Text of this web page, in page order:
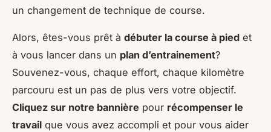
un changement de technique de course.
Alors, êtes-vous prêt à débuter la course à pied et
à vous lancer dans un plan d’entrainement?
Souvenez-vous, chaque effort, chaque kilomètre
parcouru est un pas de plus vers votre objectif.
Cliquez sur notre bannière pour récompenser le
travail que vous avez accompli et pour vous aider